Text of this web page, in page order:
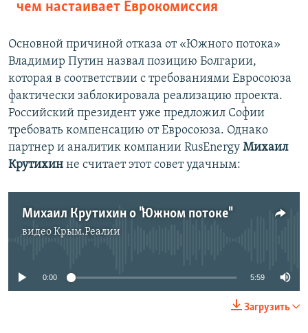
чем настаивает Еврокомиссия
Основной причиной отказа от «Южного потока»
Владимир Путин назвал позицию Болгарии,
которая в соответствии с требованиями Евросоюза
фактически заблокировала реализацию проекта.
Российский президент уже предложил Софии
требовать компенсацию от Евросоюза. Однако
партнер и аналитик компании RusEnergy Михаил
Крутихин не считает этот совет удачным:
Михаил Крутихин о "Южном потоке"
видеоКрым.Реалии
0:00 5:59
Загрузить